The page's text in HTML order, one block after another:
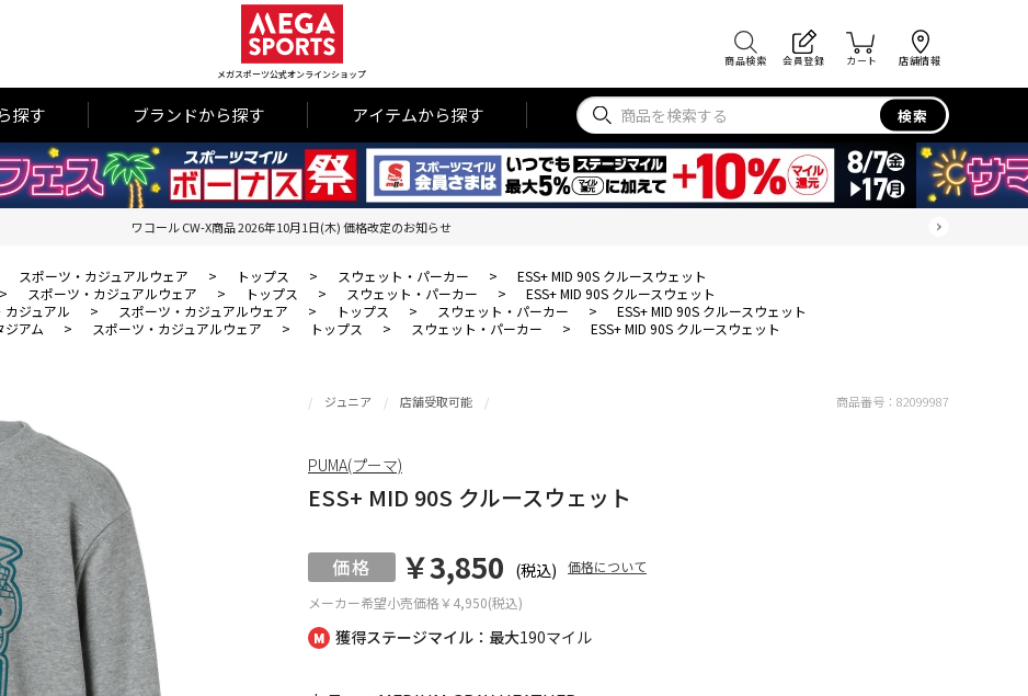
メガスポーツ公式オンラインショップ
商品検索 会員登録 カート 店舗情報
探す ブランドから探す アイテムから探す 検索
ワコール CW-X商品 2026年10月1日(木) 価格改定のお知らせ
スポーツ・カジュアルウェア > トップス > スウェット・パーカー >
ESS+ MID 90S クルースウェット
> スポーツ・カジュアルウェア > トップス > スウェット・パーカー >
ESS+ MID 90S クルースウェット
カジュアル > スポーツ・カジュアルウェア > トップス > スウェット・パーカー >
ESS+ MID 90S クルースウェット
ジアム > スポーツ・カジュアルウェア > トップス > スウェット・パーカー > ESS+ MID 90S クルースウェット
獲得ステージマイル：最大190マイル
ジュニア 店舗受取可能
ESS+ MID 90S クルースウェット
メーカー希望小売価格￥4,950(税込)
￥3,850 (税込) 価格について
商品番号： 82099987
PUMA(プーマ)